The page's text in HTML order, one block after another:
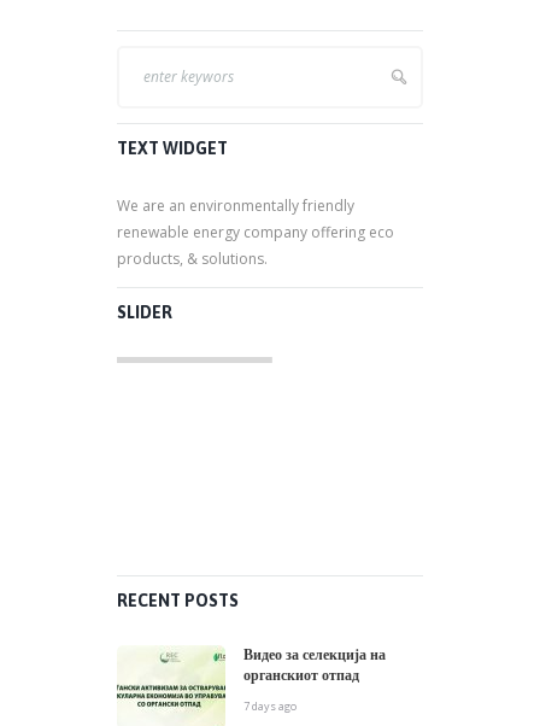
TEXT WIDGET
We are an environmentally friendly
renewable energy company offering eco
products, & solutions.
SLIDER
RECENT POSTS
Видео за селекција на
органскиот отпад
7 days ago